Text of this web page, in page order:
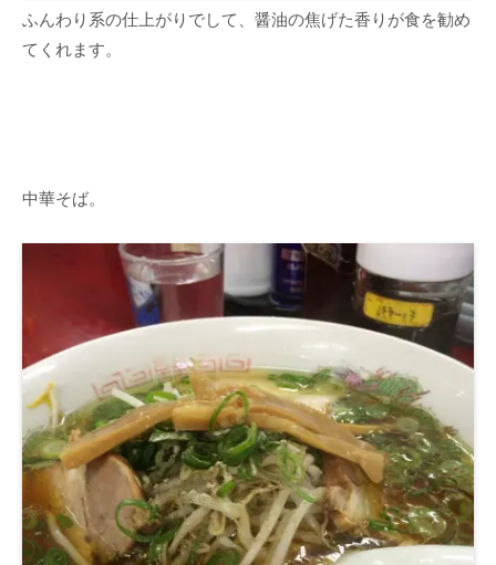
ふんわり系の仕上がりでして、醤油の焦げた香りが食を勧め
てくれます。
中華そば。